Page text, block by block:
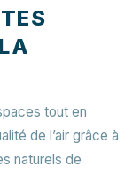
tout en
de l’air grâce à
naturels de